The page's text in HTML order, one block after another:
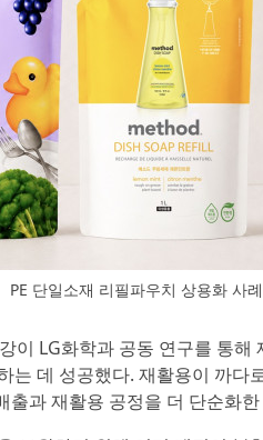
PE 단일소재 리필파우치 상용화 사
이 LG화학과 공동 연구를 통
는 데 성공했다. 재활용이 까
출과 재활용 공정을 더 단순화